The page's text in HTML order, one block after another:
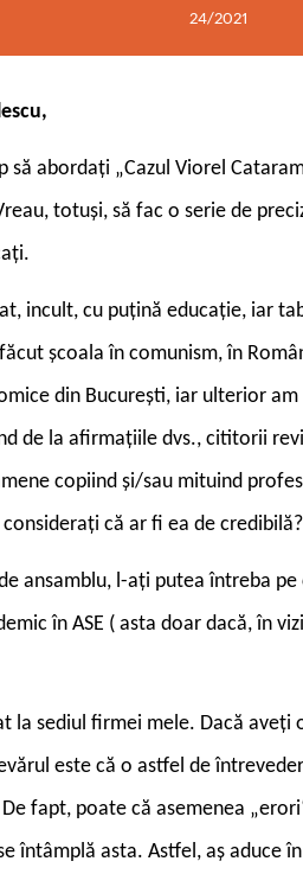
24/2021
să abordați „Cazul Viorel
totuși, să fac o serie de
incult, cu puțină educație, iar
școala în comunism, în
din București, iar ulterior
de la afirmațiile dvs., cititorii
copiind și/sau mituind
că ar fi ea de credibilă?
ansamblu, l-ați putea întreba
în ASE ( asta doar dacă, în
la sediul firmei mele. Dacă aveți
este că o astfel de
fapt, poate că asemenea
întâmplă asta. Astfel, aș aduce